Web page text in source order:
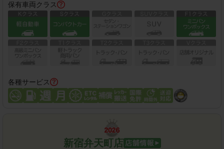
保有車両クラス
各種サービス
新宿弁天町店